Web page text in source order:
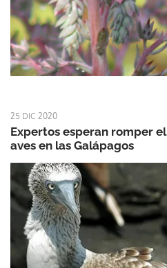
25 DIC 2020
Expertos esperan romper
aves en las Galápagos